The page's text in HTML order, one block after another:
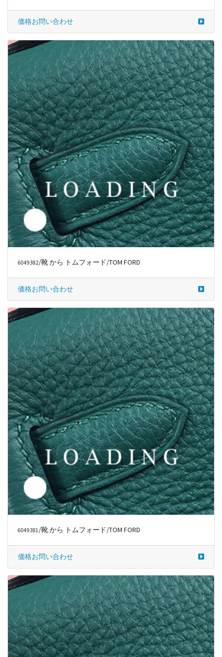
6049385 /靴 から トムフォード/TOM FORD
価格お問い合わせ
6049384/靴 から トムフォード/TOM FORD
価格お問い合わせ